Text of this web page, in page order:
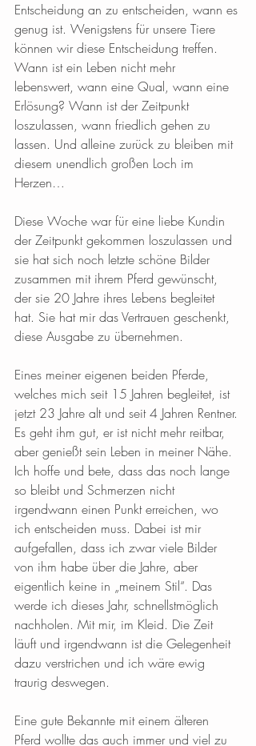
Entscheidung an zu entscheiden, wann es
genug ist. Wenigstens für unsere Tiere
können wir diese Entscheidung treffen.
Wann ist ein Leben nicht mehr
lebenswert, wann eine Qual, wann eine
Erlösung? Wann ist der Zeitpunkt
loszulassen, wann friedlich gehen zu
lassen. Und alleine zurück zu bleiben mit
diesem unendlich großen Loch im
Herzen…
Diese Woche war für eine liebe Kundin
der Zeitpunkt gekommen loszulassen und
sie hat sich noch letzte schöne Bilder
zusammen mit ihrem Pferd gewünscht,
der sie 20 Jahre ihres Lebens begleitet
hat. Sie hat mir das Vertrauen geschenkt,
diese Ausgabe zu übernehmen.
Eines meiner eigenen beiden Pferde,
welches mich seit 15 Jahren begleitet, ist
jetzt 23 Jahre alt und seit 4 Jahren Rentner.
Es geht ihm gut, er ist nicht mehr reitbar,
aber genießt sein Leben in meiner Nähe.
Ich hoffe und bete, dass das noch lange
so bleibt und Schmerzen nicht
irgendwann einen Punkt erreichen, wo
ich entscheiden muss. Dabei ist mir
aufgefallen, dass ich zwar viele Bilder
von ihm habe über die Jahre, aber
eigentlich keine in „meinem Stil“. Das
werde ich dieses Jahr, schnellstmöglich
nachholen. Mit mir, im Kleid. Die Zeit
läuft und irgendwann ist die Gelegenheit
dazu verstrichen und ich wäre ewig
traurig deswegen.
Eine gute Bekannte mit einem älteren
Pferd wollte das auch immer und viel zu